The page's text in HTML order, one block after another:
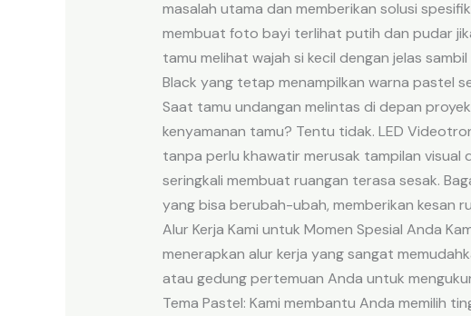
masalah utama dan memberikan solusi
membuat foto bayi terlihat putih dan pudar
tamu melihat wajah si kecil dengan jelas
Black yang tetap menampilkan warna pastel
Saat tamu undangan melintas di depan
kenyamanan tamu? Tentu tidak. LED
tanpa perlu khawatir merusak tampilan visual
seringkali membuat ruangan terasa sesak.
yang bisa berubah-ubah, memberikan kesan
Alur Kerja Kami untuk Momen Spesial Anda
menerapkan alur kerja yang sangat
atau gedung pertemuan Anda untuk
Tema Pastel: Kami membantu Anda memilih